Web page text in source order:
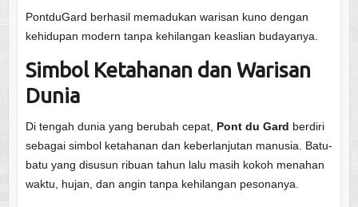
PontduGard berhasil memadukan warisan kuno dengan
kehidupan modern tanpa kehilangan keaslian budayanya.
Simbol Ketahanan dan Warisan
Dunia
Di tengah dunia yang berubah cepat, Pont du Gard berdiri
sebagai simbol ketahanan dan keberlanjutan manusia. Batu-
batu yang disusun ribuan tahun lalu masih kokoh menahan
waktu, hujan, dan angin tanpa kehilangan pesonanya.